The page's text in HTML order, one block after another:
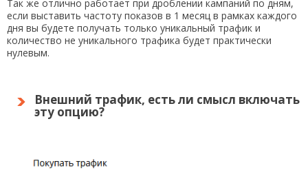
Так же отлично работает при дроблении кампаний по дням,
если выставить частоту показов в 1 месяц в рамках каждого
дня вы будете получать только уникальный трафик и
количество не уникального трафика будет практически
нулевым.
Внешний трафик, есть ли смысл включать
эту опцию?